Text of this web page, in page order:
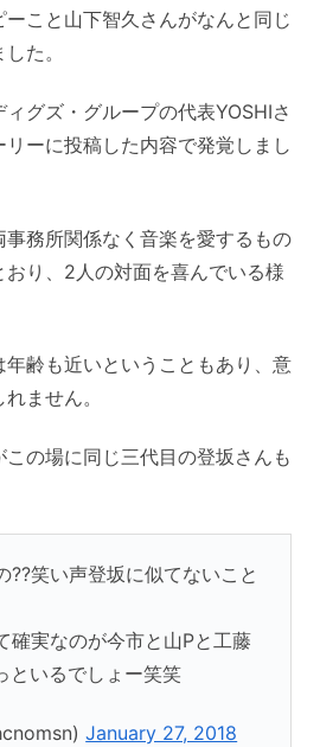
ーこと山下智久さんがなんと同じ
た。
グズ・グループの代表YOSHIさ
ーに投稿した内容で発覚しまし
事務所関係なく音楽を愛するもの
り、2人の対面を喜んでいる様
齢も近いということもあり、意
ません。
この場に同じ三代目の登坂さんも
??笑い声登坂に似てないこと
確実なのが今市と山Pと工藤
といるでしょー笑笑
January 27, 2018